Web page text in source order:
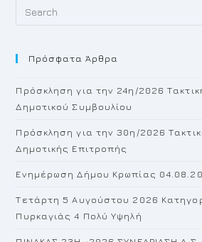
Πρόσφατα Άρθρα
Πρόσκληση για την 24η/2026
Δημοτικού Συμβουλίου
Πρόσκληση για την 30η/2026
Δημοτικής Επιτροπής
Ενημέρωση Δήμου Κρωπίας
Τετάρτη 5 Αυγούστου 2026
Πυρκαγιάς 4 Πολύ Υψηλή